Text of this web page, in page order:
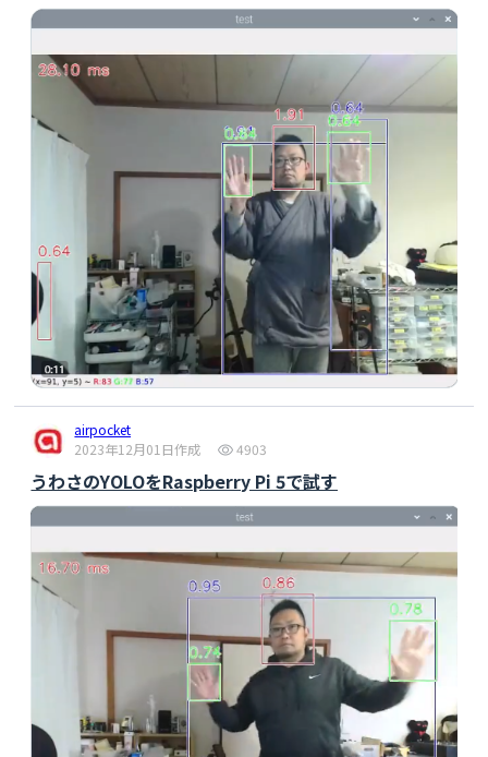
airpocket
2023年12月01日作成
4903
うわさのYOLOをRaspberry Pi 5で試す